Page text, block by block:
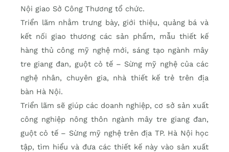
Nội giao Sở Công Thương tổ chức.
Triển lãm nhằm trưng bày, giới thiệu, quảng bá và
kết nối giao thương các sản phẩm, mẫu thiết kế
hàng thủ công mỹ nghệ mới, sáng tạo ngành mây
tre giang đan, guột cỏ tế – Sừng mỹ nghệ của các
nghệ nhân, chuyên gia, nhà thiết kế trẻ trên địa
bàn Hà Nội.
Triển lãm sẽ giúp các doanh nghiệp, cơ sở sản xuất
công nghiệp nông thôn ngành mây tre giang đan,
guột cỏ tế – Sừng mỹ nghệ trên địa TP. Hà Nội học
tập, tìm hiểu và đưa các thiết kế này vào sản xuất